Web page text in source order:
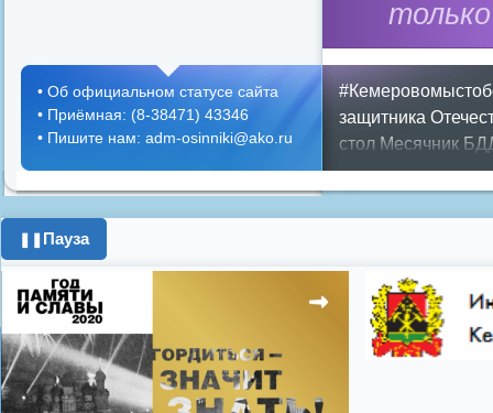
защитника
стол Месячник
ЖКХ Положение
граждан
город день города
школьники
Показать все теги
• Об официальном статусе сайта
• Приёмная: (8-38471) 43346
• Пишите нам: adm-osinniki@ako.ru
Пауза